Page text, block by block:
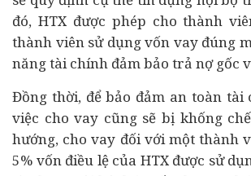
đó, HTX được phép cho thành
thành viên sử dụng vốn vay đúng
năngtài chính đảm bảo trả nợ gốc
Đồng thời, để bảo đảm an toàn tài
việc cho vay cũng sẽ bị khống
hướng, cho vay đối với một thành
5% vốn điều lệ của HTX được sử